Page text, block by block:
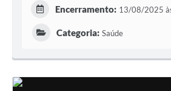
Encerramento: 13/08/2025
Categoria: Saúde